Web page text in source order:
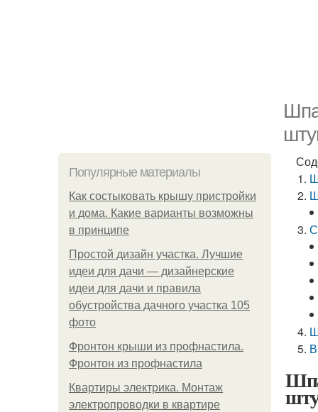
Популярные материалы
Как состыковать крышу пристройки
и дома. Какие варианты возможны
в принципе
Простой дизайн участка. Лучшие
идеи для дачи — дизайнерские
идеи для дачи и правила
обустройства дачного участка 105
фото
Фронтон крыши из профнастила.
Фронтон из профнастила
Квартиры электрика. Монтаж
электропроводки в квартире